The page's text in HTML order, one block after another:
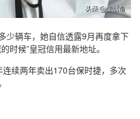
少辆车，她自信透露9月再度拿下
时候”皇冠信用最新地址。
续两年卖出170台保时捷，多次